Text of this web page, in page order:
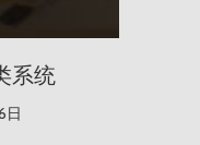
系统
日